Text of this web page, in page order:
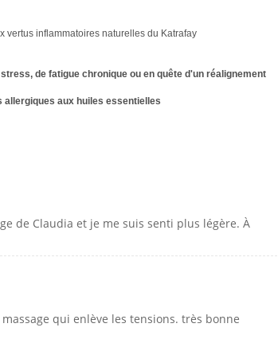
vertus inflammatoires naturelles du Katrafay
de fatigue chronique ou en quête d'un réalignement
allergiques aux huiles essentielles
de Claudia et je me suis senti plus légère. À
qui enlève les tensions. très bonne